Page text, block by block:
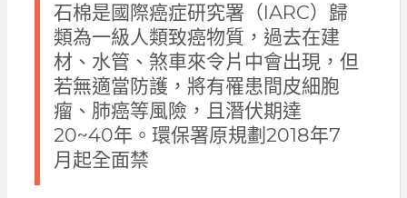
石棉是國際癌症研究署（IARC）歸
類為一級人類致癌物質，過去在建
材、水管、煞車來令片中會出現，但
若無適當防護，將有罹患間皮細胞
瘤、肺癌等風險，且潛伏期達
20~40年。環保署原規劃2018年7
月起全面禁